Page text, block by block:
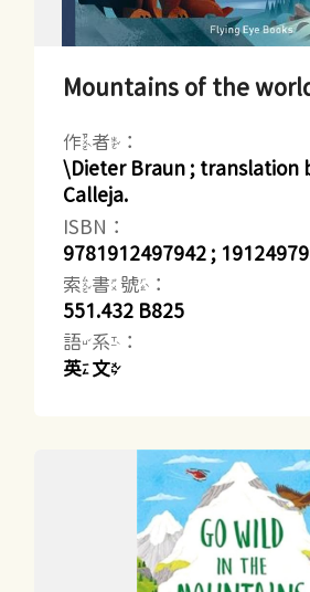
Mountains of the
作者：
\Dieter Braun ; translation
Calleja.
ISBN：
9781912497942 ;
索書號：
551.432 B825
語系：
英文